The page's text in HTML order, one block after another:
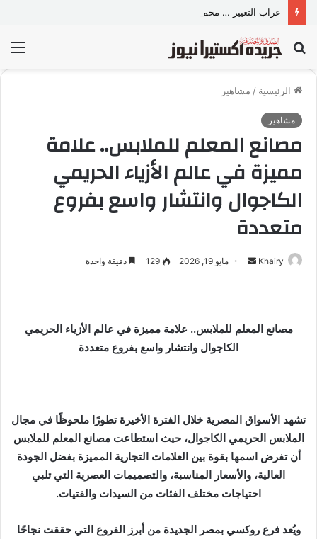
بحث
عن
الرئيسية / مشاهير
مشاهير
مصانع المعلم للملابس.. علامة
مميزة في عالم الأزياء الحريمي
الكاجوال وانتشار واسع بفروع
متعددة
Khairy
ب
ك
ر
و
ي
مايو 19, 2026 129 دقيقة واحدة
مصانع المعلم للملابس.. علامة مميزة في عالم الأزياء الحريمي
الكاجوال وانتشار واسع بفروع متعددة
تشهد الأسواق المصرية خلال الفترة الأخيرة تطورًا ملحوظًا في مجال
الملابس الحريمي الكاجوال، حيث استطاعت مصانع المعلم للملابس
أن تفرض اسمها بقوة بين العلامات التجارية المميزة بفضل الجودة
العالية، والأسعار المناسبة، والتصميمات العصرية التي تلبي
احتياجات مختلف الفئات من السيدات والفتيات.
ويُعد فرع روكسي بمصر الجديدة من أبرز الفروع التي حققت نجاحًا